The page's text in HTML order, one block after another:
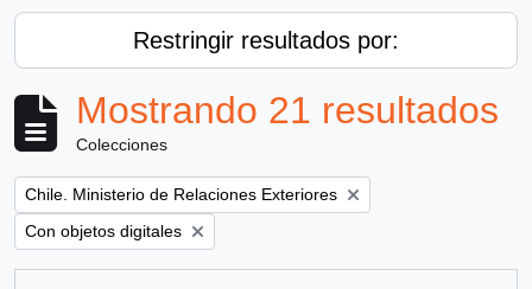
Restringir resultados por:
Mostrando 21 resultados
Colecciones
Remove filter:
Chile. Ministerio de Relaciones Exteriores
Remove filter:
Con objetos digitales